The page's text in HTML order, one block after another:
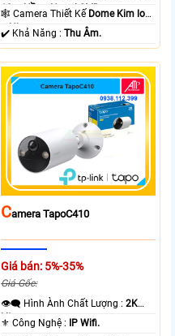
10m Hồng Ngoại SMD.
🕸️ Camera Thiết Kế Dome Kim loại
+ Nhựa.
️✔️ Khả Năng :Thu Âm.
CAmera TapoC410
Giá bán: 5%-35%
Giá Gốc:
👁️‍🗨 Hình Ành Chất Lượng :2K
Lite .
⚜️ Công Nghệ :
IP Wifi.